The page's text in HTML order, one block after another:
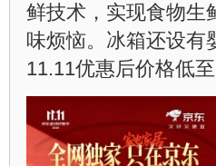
鲜技术，实现食物生
味烦恼。冰箱还设有
11.11优惠后价格低至